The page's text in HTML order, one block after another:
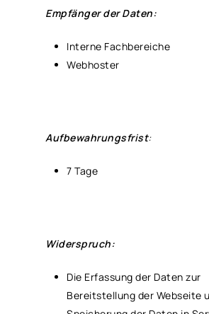
Empfänger der Daten:
Interne Fachbereiche
Webhoster
Aufbewahrungsfrist:
7 Tage
Widerspruch:
Die Erfassung der Daten zur
Bereitstellung der Webseite